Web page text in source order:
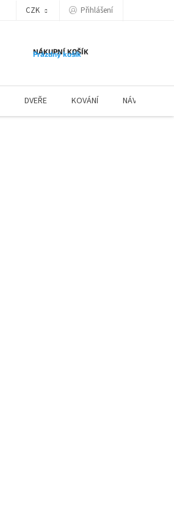
CZK Přihlášení
NÁKUPNÍ KOŠÍK
Prázdný košík
DVEŘE KOVÁNÍ NÁVODY